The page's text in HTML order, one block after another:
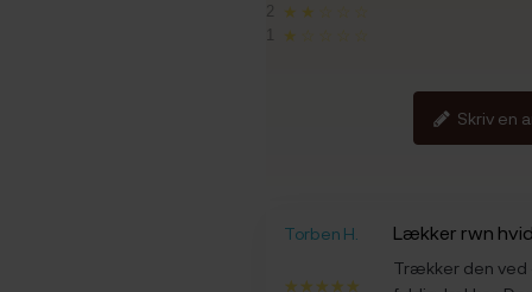
2 ★★☆☆☆
1 ★☆☆☆☆
Skriv en
Torben H. Lækker rwn
Trækker den ved